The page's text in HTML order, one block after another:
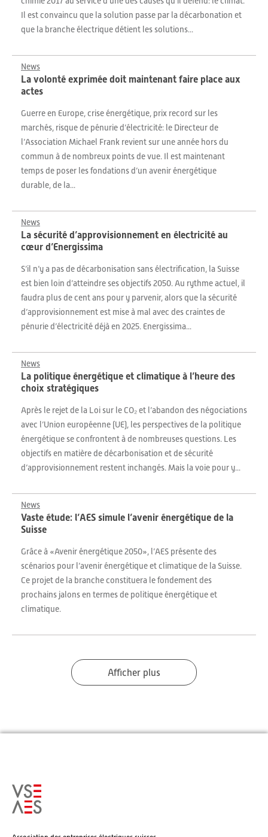
Il est convaincu que la solution passe par la décarbonation et
que la branche électrique détient les solutions...
News
La volonté exprimée doit maintenant faire place aux
actes
Guerre en Europe, crise énergétique, prix record sur les
marchés, risque de pénurie d’électricité: le Directeur de
l’Association Michael Frank revient sur une année hors du
commun à de nombreux points de vue. Il est maintenant
temps de poser les fondations d’un avenir énergétique
durable, de la...
News
La sécurité d’approvisionnement en électricité au
cœur d’Energissima
S’il n’y a pas de décarbonisation sans électrification, la Suisse
est bien loin d’atteindre ses objectifs 2050. Au rythme actuel, il
faudra plus de cent ans pour y parvenir, alors que la sécurité
d’approvisionnement est mise à mal avec des craintes de
pénurie d’électricité déjà en 2025. Energissima...
News
La politique énergétique et climatique à l’heure des
choix stratégiques
Après le rejet de la Loi sur le CO₂ et l’abandon des négociations
avec l’Union européenne (UE), les perspectives de la politique
énergétique se confrontent à de nombreuses questions. Les
objectifs en matière de décarbonisation et de sécurité
d’approvisionnement restent inchangés. Mais la voie pour y...
News
Vaste étude: l’AES simule l’avenir énergétique de la
Suisse
Grâce à «Avenir énergétique 2050», l’AES présente des
scénarios pour l’avenir énergétique et climatique de la Suisse.
Ce projet de la branche constituera le fondement des
prochains jalons en termes de politique énergétique et
climatique.
Afficher plus